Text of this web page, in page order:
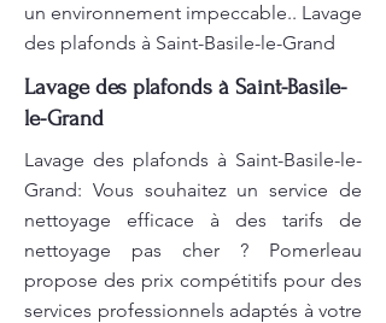
un environnement impeccable.. Lavage
des plafonds à Saint-Basile-le-Grand
Lavage des plafonds à Saint-Basile-
le-Grand
Lavage des plafonds à Saint-Basile-le-
Grand: Vous souhaitez un service de
nettoyage efficace à des tarifs de
nettoyage pas cher ? Pomerleau
propose des prix compétitifs pour des
services professionnels adaptés à votre